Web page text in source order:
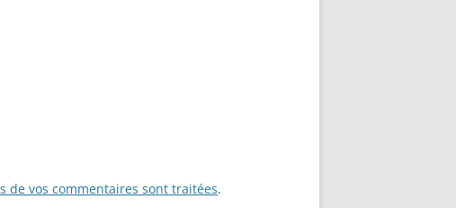
de vos commentaires sont traitées.